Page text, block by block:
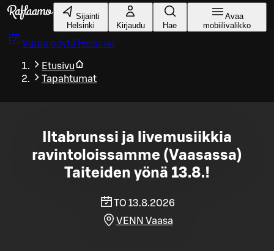
Siirry pääsisältöön
Sijainti
Helsinki
Kirjaudu Hae
Avaa
mobiilivalikko
Varaa pöytä Helsinki
Etusivu
Tapahtumat
Iltabrunssi ja livemusiikkia
ravintoloissamme (Vaasassa)
Taiteiden yönä 13.8.!
TO 13.8.2026
VENN Vaasa